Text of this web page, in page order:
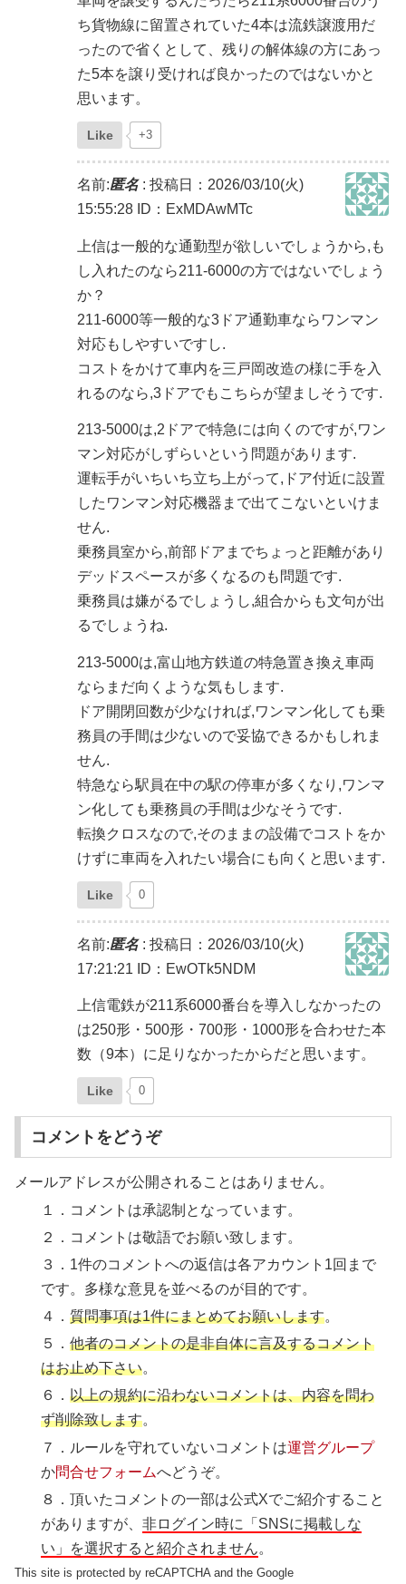
ち貨物線に留置されていた4本は流鉄譲渡用だ
ったので省くとして、残りの解体線の方にあっ
た5本を譲り受ければ良かったのではないかと
思います。
Like +3
名前:匿名: 投稿日：2026/03/10(火)
15:55:28 ID：ExMDAwMTc
上信は一般的な通勤型が欲しいでしょうから,も
し入れたのなら211-6000の方ではないでしょう
か？
211-6000等一般的な3ドア通勤車ならワンマン
対応もしやすいですし.
コストをかけて車内を三戸岡改造の様に手を入
れるのなら,3ドアでもこちらが望ましそうです.
213-5000は,2ドアで特急には向くのですが,ワン
マン対応がしずらいという問題があります.
運転手がいちいち立ち上がって,ドア付近に設置
したワンマン対応機器まで出てこないといけま
せん.
乗務員室から,前部ドアまでちょっと距離があり
デッドスペースが多くなるのも問題です.
乗務員は嫌がるでしょうし,組合からも文句が出
るでしょうね.
213-5000は,富山地方鉄道の特急置き換え車両
ならまだ向くような気もします.
ドア開閉回数が少なければ,ワンマン化しても乗
務員の手間は少ないので妥協できるかもしれま
せん.
特急なら駅員在中の駅の停車が多くなり,ワンマ
ン化しても乗務員の手間は少なそうです.
転換クロスなので,そのままの設備でコストをか
けずに車両を入れたい場合にも向くと思います.
Like 0
名前:匿名: 投稿日：2026/03/10(火)
17:21:21
ID：EwOTk5NDM
上信電鉄が211系6000番台を導入しなかったの
は250形・500形・700形・1000形を合わせた本
数（9本）に足りなかったからだと思います。
Like 0
コメントをどうぞ
メールアドレスが公開されることはありません。
１．コメントは承認制となっています。
２．コメントは敬語でお願い致します。
３．1件のコメントへの返信は各アカウント1回まで
です。多様な意見を並べるのが目的です。
４．質問事項は1件にまとめてお願いします。
５．他者のコメントの是非自体に言及するコメント
はお止め下さい。
６．以上の規約に沿わないコメントは、内容を問わ
ず削除致します。
７．ルールを守れていないコメントは運営グループ
か問合せフォームへどうぞ。
８．頂いたコメントの一部は公式Xでご紹介すること
がありますが、非ログイン時に「SNSに掲載しな
い」を選択すると紹介されません。
This site is protected by reCAPTCHA and the Google